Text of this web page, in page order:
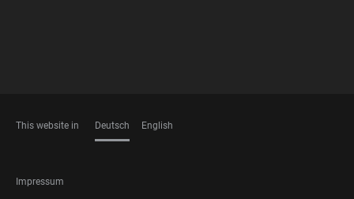
This website in Deutsch English
FOOTER
Impressum